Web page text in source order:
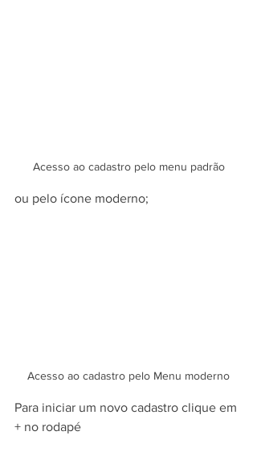
Acesso ao cadastro pelo menu padrão
ou pelo ícone moderno;
Acesso ao cadastro pelo Menu moderno
Para iniciar um novo cadastro clique em
+ no rodapé